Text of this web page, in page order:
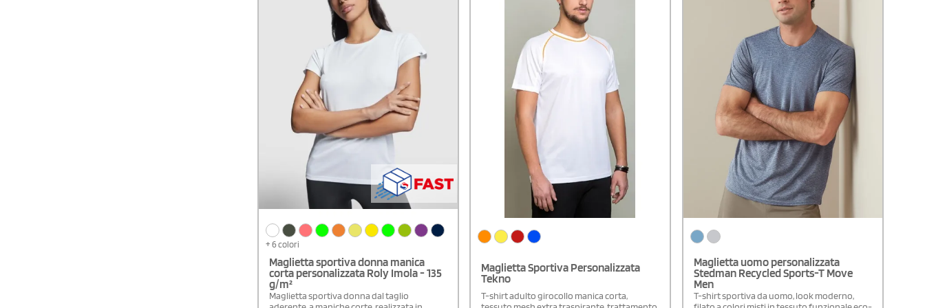
standard 100 - PETA - Approved Vegan
+ 6 colori
Maglietta sportiva donna manica
corta personalizzata Roly Imola - 135
g/m²
Maglietta sportiva donna dal taglio
Maglietta Sportiva Personalizzata
Tekno
T-shirt adulto girocollo manica corta,
Maglietta uomo personalizzata
Stedman Recycled Sports-T Move
Men
T-shirt sportiva da uomo, look moderno,